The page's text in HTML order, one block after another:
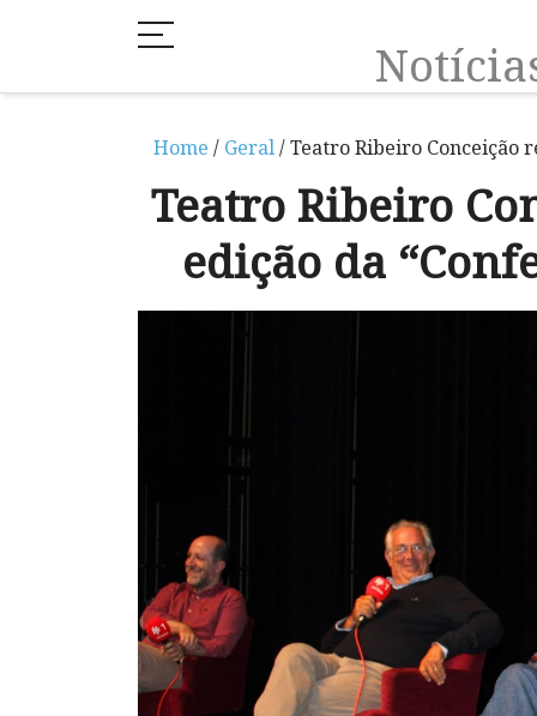
Home / Geral/ Teatro Ribeiro Conceição
Teatro Ribeiro
edição da